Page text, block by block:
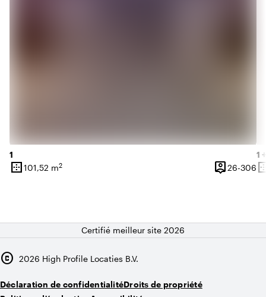
1
border_outer
Superficie
101,52 m2 person_pin
Capacité
26-306
1
Certifié meilleur site 2026
copyright 2026 High Profile Locaties B.V.
Déclaration de confidentialitéDroits de propriété